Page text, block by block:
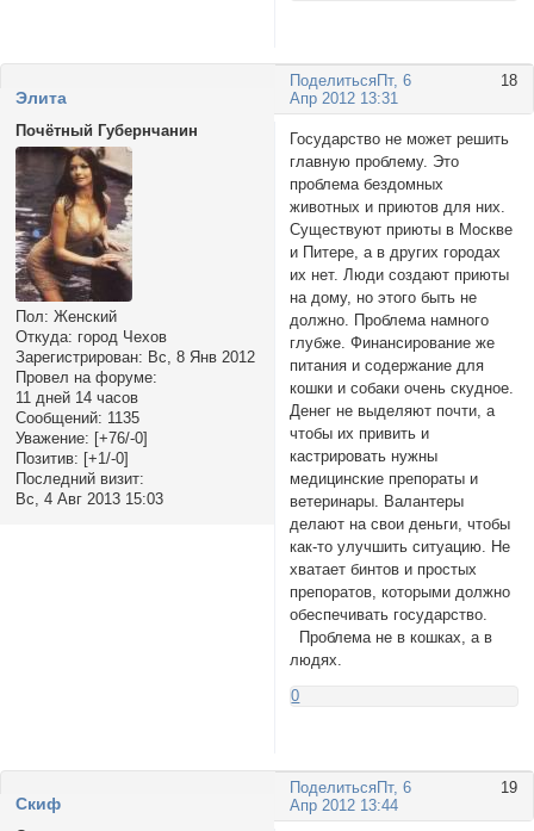
Поделиться 18
Пт, 6
Апр 2012 13:31
Элита
Почётный Губернчанин
Пол: Женский
Откуда: город Чехов
Зарегистрирован: Вс, 8 Янв 2012
Провел на форуме:
11 дней 14 часов
Сообщений: 1135
Уважение: [+76/-0]
Позитив: [+1/-0]
Последний визит:
Вс, 4 Авг 2013 15:03
Государство не может решить
главную проблему. Это
проблема бездомных
животных и приютов для них.
Существуют приюты в Москве
и Питере, а в других городах
их нет. Люди создают приюты
на дому, но этого быть не
должно. Проблема намного
глубже. Финансирование же
питания и содержание для
кошки и собаки очень скудное.
Денег не выделяют почти, а
чтобы их привить и
кастрировать нужны
медицинские препораты и
ветеринары. Валантеры
делают на свои деньги, чтобы
как-то улучшить ситуацию. Не
хватает бинтов и простых
препоратов, которыми должно
обеспечивать государство.
Проблема не в кошках, а в
людях.
0
Поделиться 19
Пт, 6
Апр 2012 13:44
Cкиф